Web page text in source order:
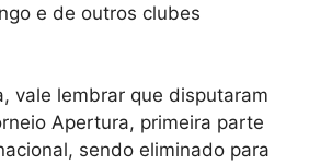
e de outros clubes
vale lembrar que disputaram
Apertura, primeira parte
sendo eliminado para